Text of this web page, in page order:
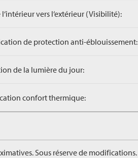
l‘intérieur vers l‘extérieur (Visibilité):
de protection anti-éblouissement:
de la lumière du jour:
confort thermique:
Sous réserve de modifications.